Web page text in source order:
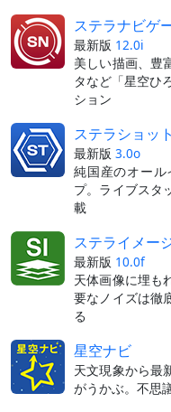
ステラナビゲ
最新版 12.0i
美しい描画、豊
タなど「星空ひ
ション
ステラショッ
最新版 3.0o
純国産のオー
プ。ライブスタ
載
ステライメー
最新版 10.0f
天体画像に埋も
要なノイズは徹
る
星空ナビ
天文現象から最
がうかぶ。不思